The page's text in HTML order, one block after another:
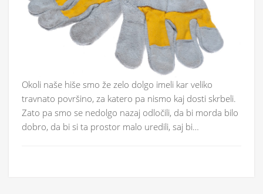
Okoli naše hiše smo že zelo dolgo imeli kar veliko
travnato površino, za katero pa nismo kaj dosti skrbeli.
Zato pa smo se nedolgo nazaj odločili, da bi morda bilo
dobro, da bi si ta prostor malo uredili, saj bi…